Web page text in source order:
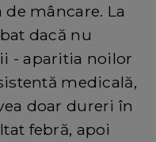
mâncare. La
dacă nu
- aparitia noilor
medicală,
doar dureri în
febră, apoi